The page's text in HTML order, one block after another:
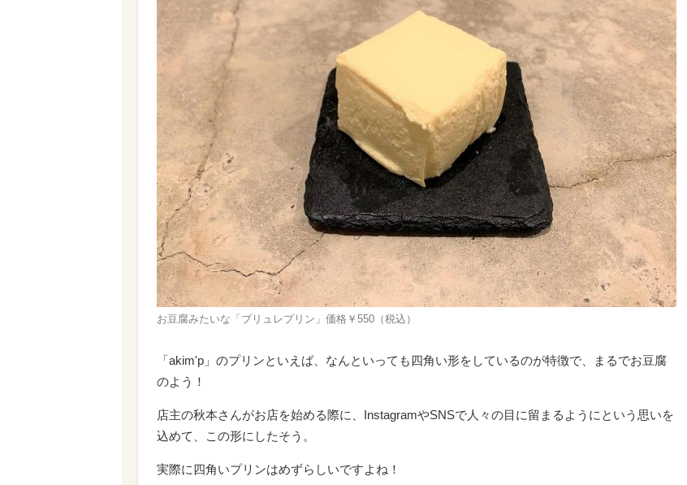
お豆腐みたいな「ブリュレプリン」価格￥550（税込）
「akim'p」のプリンといえば、なんといっても四角い形をしているのが特徴で、まるでお豆腐
のよう！
店主の秋本さんがお店を始める際に、InstagramやSNSで人々の目に留まるようにという思いを
込めて、この形にしたそう。
実際に四角いプリンはめずらしいですよね！